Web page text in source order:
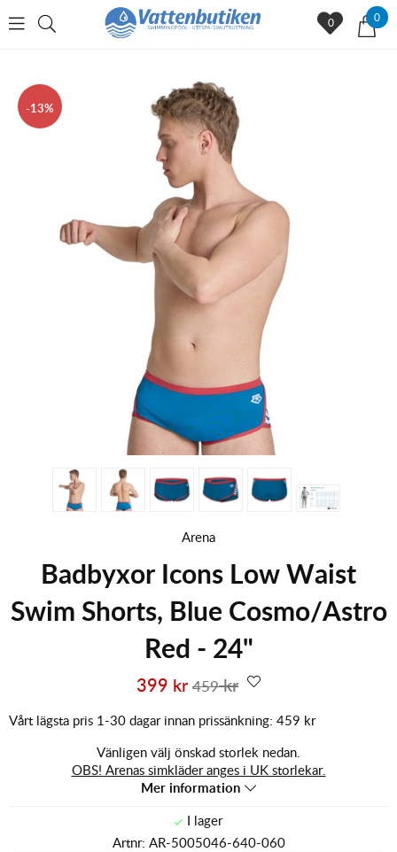
0
0
13
Arena
Badbyxor Icons Low Waist
Swim Shorts, Blue Cosmo/Astro
Red - 24"
459kr
399 kr
Vårt lägsta pris 1-30 dagar innan prissänkning: 459 kr
Vänligen välj önskad storlek nedan.
OBS! Arenas simkläder anges i UK storlekar.
Mer information
Artnr: AR-5005046-640-060